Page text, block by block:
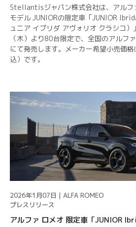
Stellantisジャパン株式会社は、アルフ
モデル JUNIORの限定車「JUNIOR
ュニア イブリダ アヴォリオ クラシコ
（木）より80台限定で、全国のアルフ
にて発売します。メーカー希望小売価
込）です。
2026年1月07日 | ALFA ROMEO
プレスリリース
アルファ ロメオ 限定車「JUNIOR